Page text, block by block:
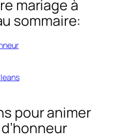
mariage à
sommaire:
pour animer